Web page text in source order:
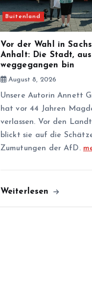
Buitenland
Vor der Wahl in
Anhalt: Die Stadt,
weggegangen bin
August 8, 2026
Unsere Autorin Annett
hat vor 44 Jahren
verlassen. Vor den
blickt sie auf die
Zumutungen der AfD.
Weiterlesen